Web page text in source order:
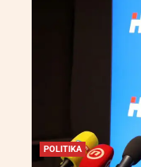
POLITIKA